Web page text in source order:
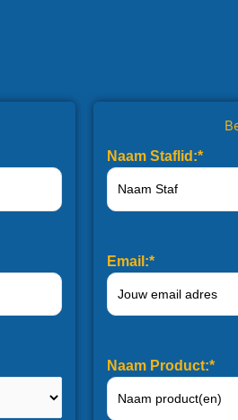
Naam Staflid:*
Email:*
Naam Product:*